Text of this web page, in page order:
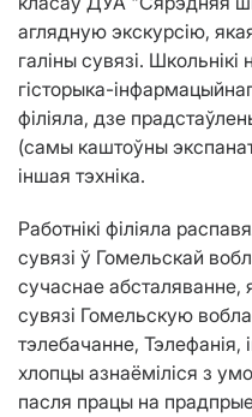
аглядную экскурсію,
галіны сувязі.
гісторыка-
філіяла, дзе
(самы каштоўны
іншая тэхніка.
Работнікі філіяла
сувязі ў Гомельскай
сучаснае абсталяванне,
сувязі Гомельскую
тэлебачанне,
хлопцы азнаёміліся з
пасля працы на